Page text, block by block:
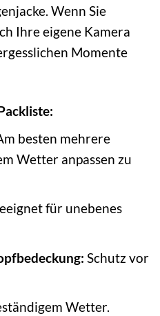
Wenn Sie
Ihre eigene Kamera
Momente
besten mehrere
Wetter anpassen zu
für unebenes
Schutz vor
Wetter.